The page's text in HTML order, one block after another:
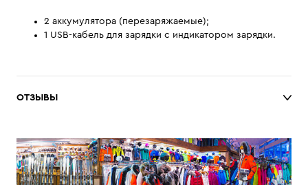
2 аккумулятора (перезаряжаемые);
1 USB-кабель для зарядки с индикатором зарядки.
ОТЗЫВЫ